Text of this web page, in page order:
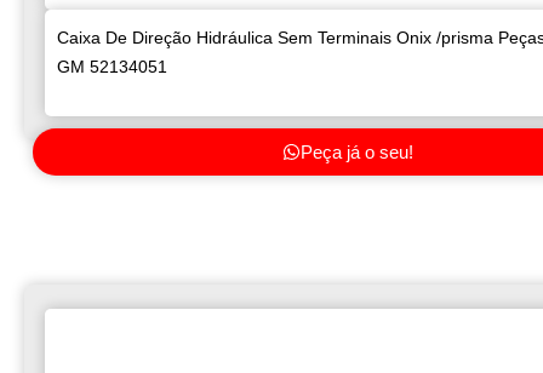
Caixa De Direção Hidráulica Sem Terminais Onix /prisma
GM 52134051
Peça já o seu!